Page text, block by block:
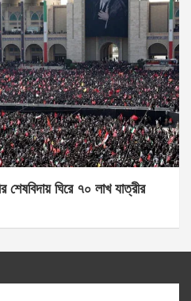
শেষবিদায় ঘিরে ৭০ লাখ যাত্রীর